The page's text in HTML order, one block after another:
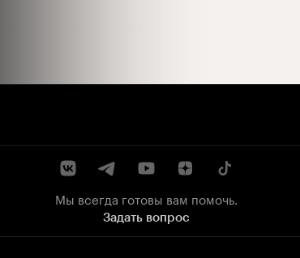
Мы всегда готовы вам помочь.
Задать вопрос